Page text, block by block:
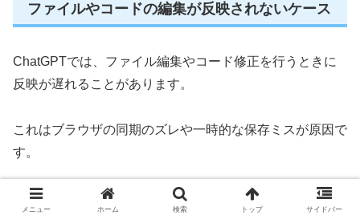
ファイルやコードの編集が反映されないケース
ChatGPTでは、ファイル編集やコード修正を行うときに
反映が遅れることがあります。
これはブラウザの同期のズレや一時的な保存ミスが原因で
す。
以下のポイントを確認してみてください。
メニュー ホーム 検索 トップ サイドバー